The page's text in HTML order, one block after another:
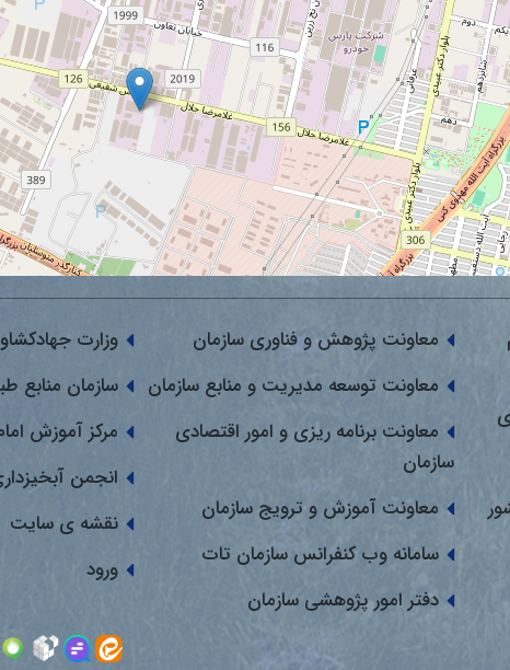
معاونت پژوهش و فناوری سازمان
معاونت توسعه مدیریت و منابع سازمان
معاونت برنامه ریزی و امور اقتصادی
سازمان
معاونت آموزش و ترویج سازمان
سامانه وب کنفرانس سازمان تات
دفتر امور پژوهشی سازمان
وزارت
سازمان منابع
مرکز آموزش
انجمن
نقشه ی سایت
ورود